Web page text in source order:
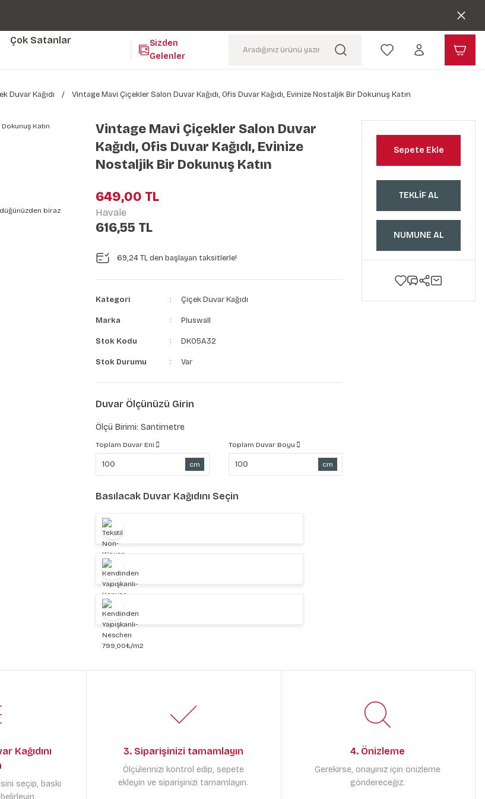
Yapışkanlı Kolay Uygulanan Duvar Kağıtları😇
Çok Satanlar
Sizden
Gelenler
Duvar Kağıdı Vintage Mavi Çiçekler Salon Duvar Kağıdı, Ofis Duvar Kağıdı, Evinize Nostaljik Bir Dokunuş Katın
biraz
Vintage Mavi Çiçekler Salon Duvar
Kağıdı, Ofis Duvar Kağıdı, Evinize
Nostaljik Bir Dokunuş Katın
649,00 TL
Havale
616,55 TL
69,24 TL den başlayan taksitlerle!
Kategori Çiçek Duvar Kağıdı
Marka Pluswall
Stok Kodu DK05A32
Stok Durumu Var
Duvar Ölçünüzü Girin
Ölçü Birimi: Santimetre
Toplam Duvar Eni
cm
Toplam Duvar Boyu
cm
Basılacak Duvar Kağıdını Seçin
Sepete Ekle
TEKLİF AL
NUMUNE AL
Kağıdını
seçip, baskı
3. Siparişinizi tamamlayın
Ölçülerinizi kontrol edip, sepete
ekleyin ve siparişinizi tamamlayın.
4. Önizleme
Gerekirse, onayınız için önizleme
göndereceğiz.